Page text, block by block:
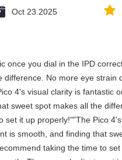
Oct 23.2025
once you dial in the IPD
No more eye strain
4's visual clarity is fantastic
sweet spot makes all the
set it up properly!""The Pico
is smooth, and finding that
taking the time to